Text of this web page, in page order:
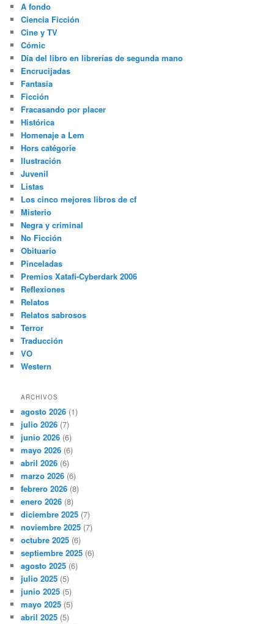
A fondo
Ciencia Ficción
Cine y TV
Cómic
Día del libro en librerías de segunda mano
Encrucijadas
Fantasía
Ficción
Fracasando por placer
Histórica
Homenaje a Lem
Hors catégorie
Ilustración
Juvenil
Listas
Los cinco mejores libros de cf
Misterio
Negra y criminal
No Ficción
Obituario
Pinceladas
Premios Xatafi-Cyberdark 2006
Reflexiones
Relatos
Relatos sabrosos
Terror
Traducción
VO
Western
ARCHIVOS
agosto 2026 (1)
julio 2026 (7)
junio 2026 (6)
mayo 2026 (6)
abril 2026 (6)
marzo 2026 (6)
febrero 2026 (8)
enero 2026 (8)
diciembre 2025 (7)
noviembre 2025 (7)
octubre 2025 (6)
septiembre 2025 (6)
agosto 2025 (6)
julio 2025 (5)
junio 2025 (5)
mayo 2025 (5)
abril 2025 (5)